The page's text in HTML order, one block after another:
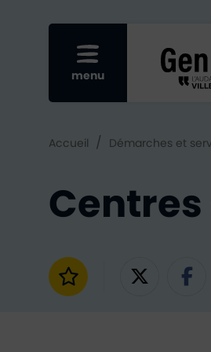
Afficher le menu
menu
Accueil / Démarches et
Ajouter aux